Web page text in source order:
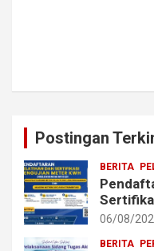
Postingan
BERITA
06/08/
BERITA